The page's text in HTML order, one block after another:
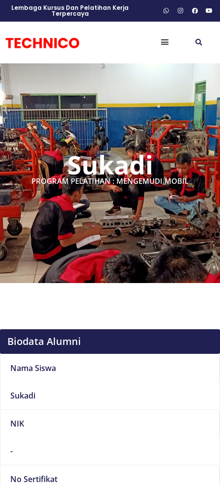
Lembaga Kursus Dan Pelatihan Kerja
Terpercaya
Sukadi
PROGRAM PELATIHAN : MENGEMUDI MOBIL
Biodata Alumni
Nama Siswa
Sukadi
NIK
-
No Sertifikat